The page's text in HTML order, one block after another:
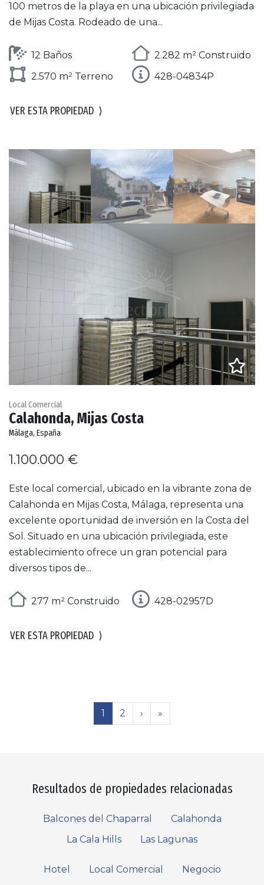
100 metros de la playa en una ubicación privilegiada
de Mijas Costa. Rodeado de una...
12 Baños
2.282 m² Construido
2.570 m² Terreno
428-04834P
VER ESTA PROPIEDAD ⟩
Local Comercial
Calahonda, Mijas Costa
Málaga, España
1.100.000 €
Este local comercial, ubicado en la vibrante zona de
Calahonda en Mijas Costa, Málaga, representa una
excelente oportunidad de inversión en la Costa del
Sol. Situado en una ubicación privilegiada, este
establecimiento ofrece un gran potencial para
diversos tipos de...
277 m² Construido 428-02957D
VER ESTA PROPIEDAD ⟩
1 2 › »
Resultados de propiedades relacionadas
Balcones del Chaparral
Calahonda
La Cala Hills
Las Lagunas
Hotel Local Comercial Negocio